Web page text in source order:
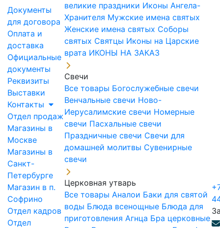
Документы
для договора
Оплата и
доставка
Официальные
документы
Реквизиты
Выставки
Контакты
Отдел продаж
Магазины в
Москве
Магазины в
Санкт-
Петербурге
Магазин в п.
Софрино
Отдел кадров
Отдел
великие праздники Иконы Ангела-
Хранителя Мужские имена святых
Женские имена святых Соборы
святых Святцы Иконы на Царские
врата ИКОНЫ НА ЗАКАЗ
Свечи
Все товары Богослужебные свечи
Венчальные свечи Ново-
Иерусалимские свечи Номерные
свечи Пасхальные свечи
Праздничные свечи Свечи для
домашней молитвы Сувенирные
свечи
Церковная утварь
Все товары Аналои Баки для святой
воды Блюда всенощные Блюда для
приготовления Агнца Бра церковные